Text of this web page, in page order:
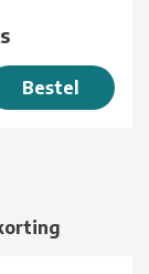
Bestel